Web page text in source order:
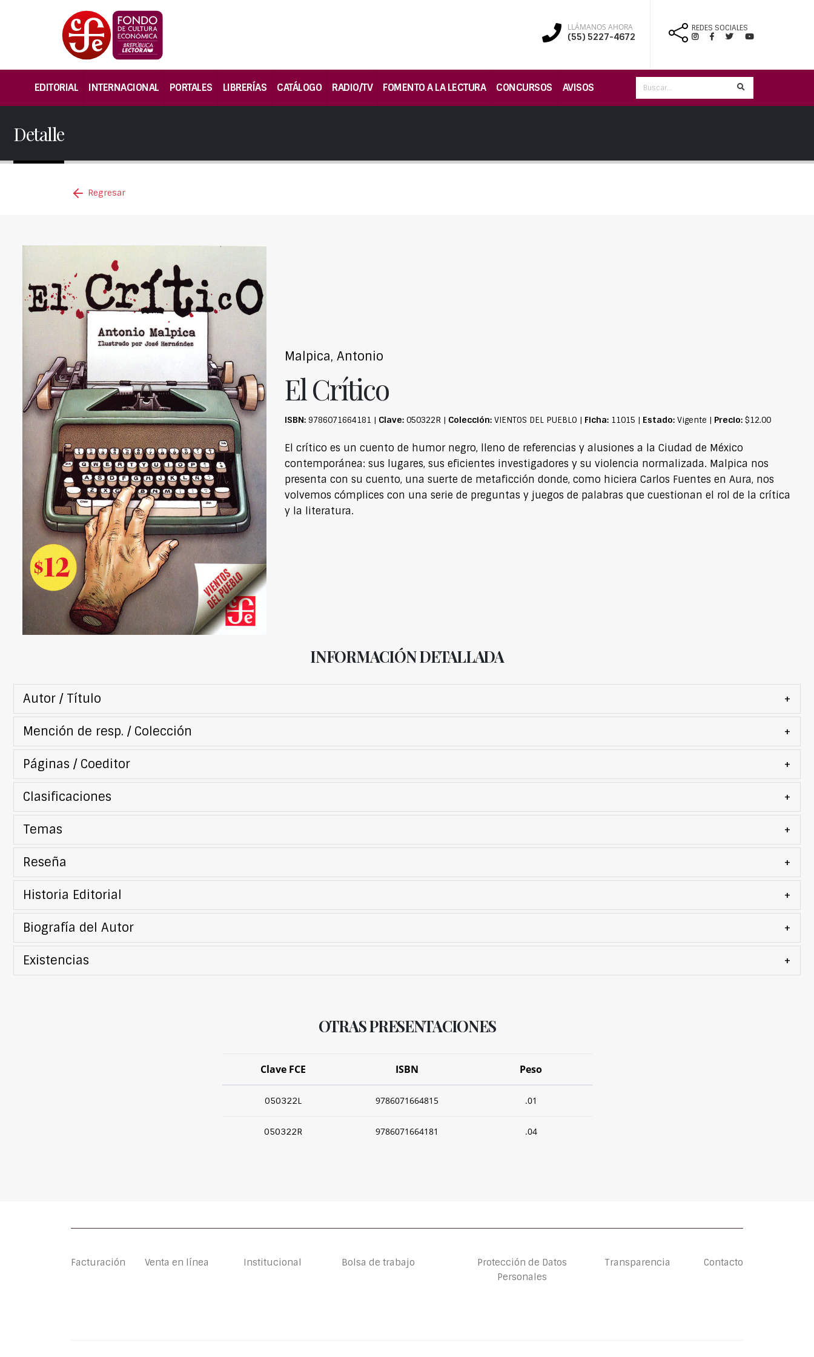
LLÁMANOS AHORA
(55) 5227-4672
REDES SOCIALES
EDITORIAL INTERNACIONAL PORTALES LIBRERÍAS CATÁLOGO RADIO/TV FOMENTO A LA LECTURA CONCURSOS AVISOS
Detalle
Regresar
Malpica, Antonio
El Crítico
ISBN: 9786071664181 | Clave: 050322R | Colección: VIENTOS DEL PUEBLO | Ficha: 11015 | Estado: Vigente | Precio: $12.00
El crítico es un cuento de humor negro, lleno de referencias y alusiones a la Ciudad de México
contemporánea: sus lugares, sus eficientes investigadores y su violencia normalizada. Malpica nos
presenta con su cuento, una suerte de metaficción donde, como hiciera Carlos Fuentes en Aura, nos
volvemos cómplices con una serie de preguntas y juegos de palabras que cuestionan el rol de la crítica
y la literatura.
INFORMACIÓN DETALLADA
Autor / Título +
Mención de resp. / Colección +
Páginas / Coeditor +
Clasificaciones +
Temas +
Reseña +
Historia Editorial +
Biografía del Autor +
Existencias +
OTRAS PRESENTACIONES
Clave FCE ISBN Peso
050322L 9786071664815 .01
050322R 9786071664181 .04
Facturación Venta en línea Institucional Bolsa de trabajo
Protección de Datos
Personales
Transparencia Contacto